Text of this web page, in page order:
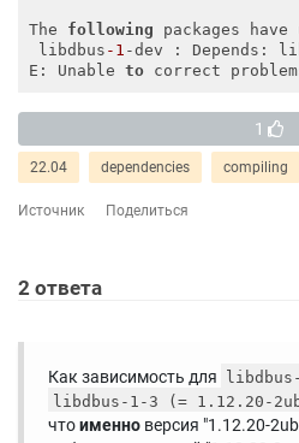
The following packages have
libdbus -1 -dev : Depends:
E: Unable to
1
22.04 dependencies compiling
Источник
Поделиться
2 ответа
Как зависимость для
libdbus-1-3 (= 1.12.20-
чтоименно версия "1.12.20-